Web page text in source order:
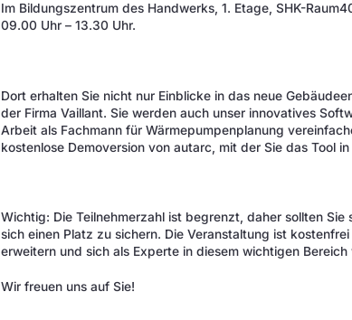
Im Bildungszentrum des Handwerks, 1. Etage, SHK-
09.00 Uhr – 13.30 Uhr.
Dort erhalten Sie nicht nur Einblicke in das neue
der Firma Vaillant. Sie werden auch unser innovatives
Arbeit als Fachmann für Wärmepumpenplanung
kostenlose Demoversion von autarc, mit der Sie das Tool
Wichtig: Die Teilnehmerzahl ist begrenzt, daher sollten Sie
sich einen Platz zu sichern. Die Veranstaltung ist
erweitern und sich als Experte in diesem wichtigen
Wir freuen uns auf Sie!